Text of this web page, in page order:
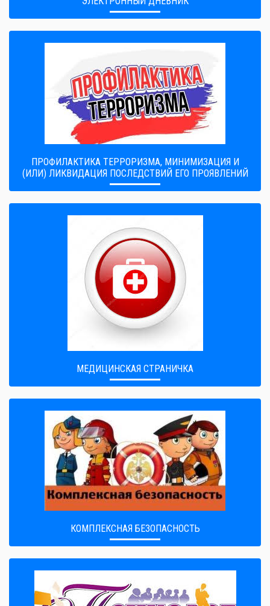
ПРОФИЛАКТИКА ТЕРРОРИЗМА, МИНИМИЗАЦИЯ И
(ИЛИ) ЛИКВИДАЦИЯ ПОСЛЕДСТВИЙ ЕГО ПРОЯВЛЕНИЙ
МЕДИЦИНСКАЯ СТРАНИЧКА
КОМПЛЕКСНАЯ БЕЗОПАСНОСТЬ